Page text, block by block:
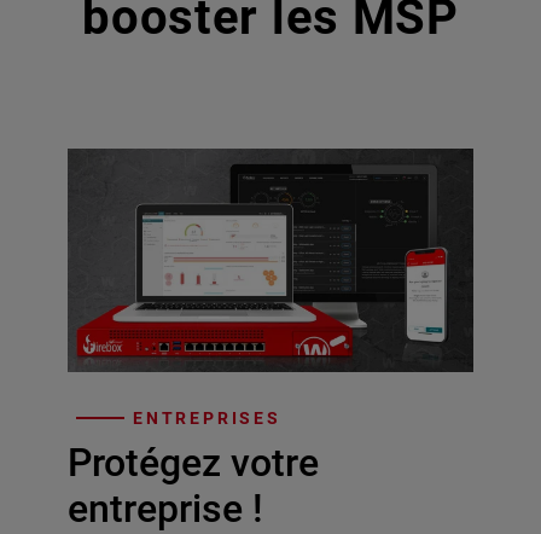
booster les MSP
ENTREPRISES
Protégez votre
entreprise !